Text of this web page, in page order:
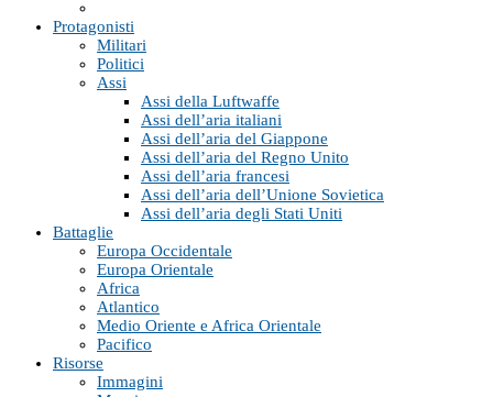
Protagonisti
Militari
Politici
Assi
Assi della Luftwaffe
Assi dell’aria italiani
Assi dell’aria del Giappone
Assi dell’aria del Regno Unito
Assi dell’aria francesi
Assi dell’aria dell’Unione Sovietica
Assi dell’aria degli Stati Uniti
Battaglie
Europa Occidentale
Europa Orientale
Africa
Atlantico
Medio Oriente e Africa Orientale
Pacifico
Risorse
Immagini